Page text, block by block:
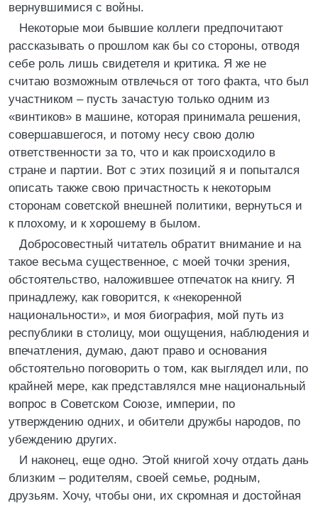
вернувшимися с войны.
Некоторые мои бывшие коллеги предпочитают
рассказывать о прошлом как бы со стороны, отводя
себе роль лишь свидетеля и критика. Я же не
считаю возможным отвлечься от того факта, что был
участником – пусть зачастую только одним из
«винтиков» в машине, которая принимала решения,
совершавшегося, и потому несу свою долю
ответственности за то, что и как происходило в
стране и партии. Вот с этих позиций я и попытался
описать также свою причастность к некоторым
сторонам советской внешней политики, вернуться и
к плохому, и к хорошему в былом.
Добросовестный читатель обратит внимание и на
такое весьма существенное, с моей точки зрения,
обстоятельство, наложившее отпечаток на книгу. Я
принадлежу, как говорится, к «некоренной
национальности», и моя биография, мой путь из
республики в столицу, мои ощущения, наблюдения и
впечатления, думаю, дают право и основания
обстоятельно поговорить о том, как выглядел или, по
крайней мере, как представлялся мне национальный
вопрос в Советском Союзе, империи, по
утверждению одних, и обители дружбы народов, по
убеждению других.
И наконец, еще одно. Этой книгой хочу отдать дань
близким – родителям, своей семье, родным,
друзьям. Хочу, чтобы они, их скромная и достойная